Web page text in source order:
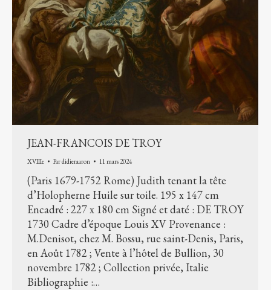
JEAN-FRANCOIS DE TROY
XVIIIe Pardidieraaron 11 mars 2024
(Paris 1679-1752 Rome) Judith tenant la tête
d’Holopherne Huile sur toile. 195 x 147 cm
Encadré : 227 x 180 cm Signé et daté : DE TROY
1730 Cadre d’époque Louis XV Provenance :
M.Denisot, chez M. Bossu, rue saint-Denis, Paris,
en Août 1782 ; Vente à l’hôtel de Bullion, 30
novembre 1782 ; Collection privée, Italie
Bibliographie :…